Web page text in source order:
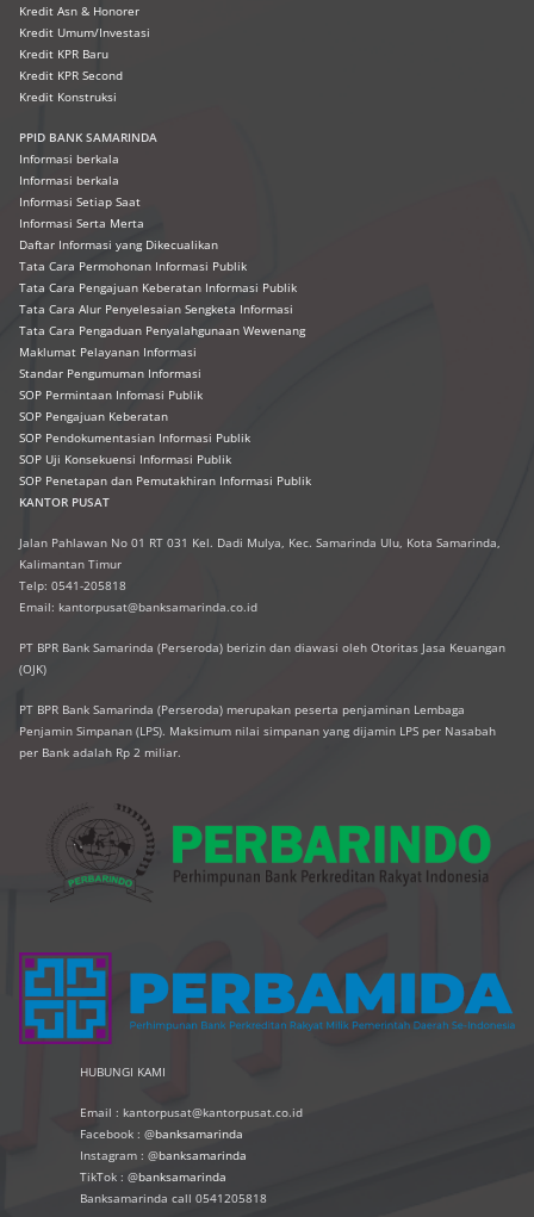
Kredit Asn & Honorer
Kredit Umum/Investasi
Kredit KPR Baru
Kredit KPR Second
Kredit Konstruksi
PPID BANK SAMARINDA
Informasi berkala
Informasi berkala
Informasi Setiap Saat
Informasi Serta Merta
Daftar Informasi yang Dikecualikan
Tata Cara Permohonan Informasi Publik
Tata Cara Pengajuan Keberatan Informasi Publik
Tata Cara Alur Penyelesaian Sengketa Informasi
Tata Cara Pengaduan Penyalahgunaan Wewenang
Maklumat Pelayanan Informasi
Standar Pengumuman Informasi
SOP Permintaan Infomasi Publik
SOP Pengajuan Keberatan
SOP Pendokumentasian Informasi Publik
SOP Uji Konsekuensi Informasi Publik
SOP Penetapan dan Pemutakhiran Informasi Publik
KANTOR PUSAT
Jalan Pahlawan No 01 RT 031 Kel. Dadi Mulya, Kec. Samarinda Ulu, Kota Samarinda,
Kalimantan Timur
Telp: 0541-205818
Email: kantorpusat@banksamarinda.co.id
PT BPR Bank Samarinda (Perseroda) berizin dan diawasi oleh Otoritas Jasa Keuangan
(OJK)
PT BPR Bank Samarinda (Perseroda) merupakan peserta penjaminan Lembaga
Penjamin Simpanan (LPS). Maksimum nilai simpanan yang dijamin LPS per Nasabah
per Bank adalah Rp 2 miliar.
HUBUNGI KAMI
Email : kantorpusat@kantorpusat.co.id
Facebook : @banksamarinda
Instagram : @banksamarinda
TikTok : @banksamarinda
Banksamarinda call 0541205818